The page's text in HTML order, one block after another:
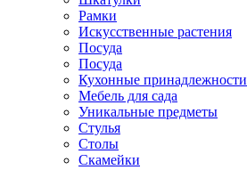
Рамки
Искусственные растения
Посуда
Посуда
Кухонные принадлежности
Мебель для сада
Уникальные предметы
Стулья
Столы
Скамейки